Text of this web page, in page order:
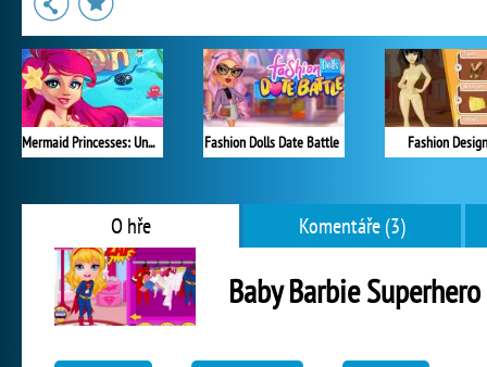
Mermaid Princesses: Underwater Games Fashion Dolls Date Battle Fashion
O hře Komentáře (3)
Baby Barbie